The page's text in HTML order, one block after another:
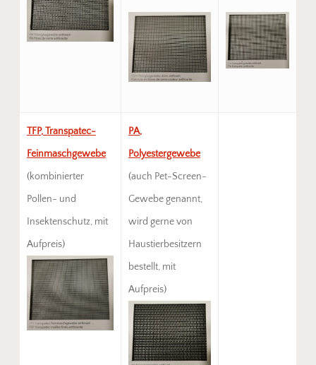
TFP, Transpatec-
Feinmaschgewebe
(kombinierter
Pollen- und
Insektenschutz, mit
Aufpreis)
PA,
Polyestergewebe
(auch Pet-Screen-
Gewebe genannt,
wird gerne von
Haustierbesitzern
bestellt, mit
Aufpreis)